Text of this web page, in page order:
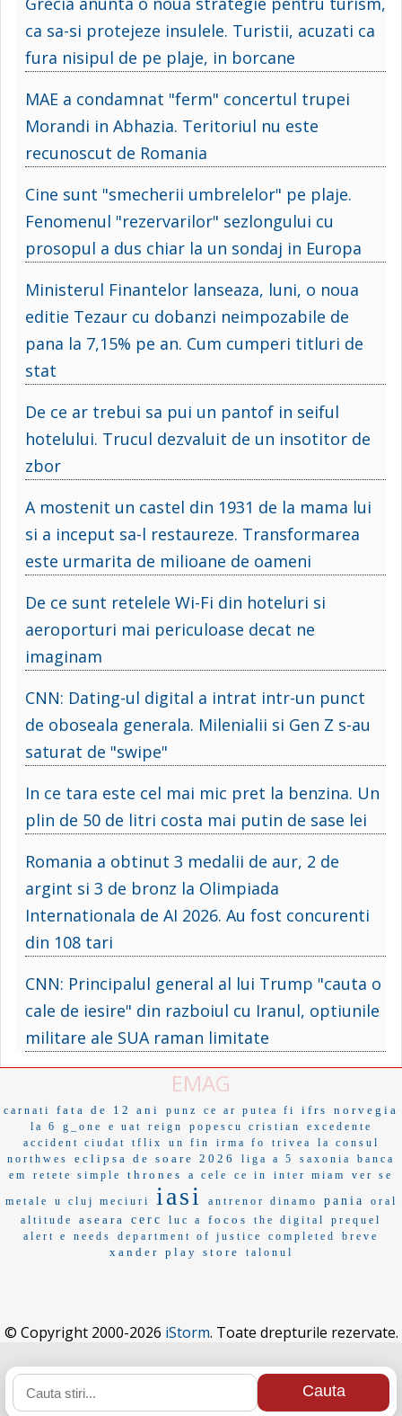
ca sa-si protejeze insulele. Turistii, acuzati ca
fura nisipul de pe plaje, in borcane
MAE a condamnat "ferm" concertul trupei
Morandi in Abhazia. Teritoriul nu este
recunoscut de Romania
Cine sunt "smecherii umbrelelor" pe plaje.
Fenomenul "rezervarilor" sezlongului cu
prosopul a dus chiar la un sondaj in Europa
Ministerul Finantelor lanseaza, luni, o noua
editie Tezaur cu dobanzi neimpozabile de
pana la 7,15% pe an. Cum cumperi titluri de
stat
De ce ar trebui sa pui un pantof in seiful
hotelului. Trucul dezvaluit de un insotitor de
zbor
A mostenit un castel din 1931 de la mama lui
si a inceput sa-l restaureze. Transformarea
este urmarita de milioane de oameni
De ce sunt retelele Wi-Fi din hoteluri si
aeroporturi mai periculoase decat ne
imaginam
CNN: Dating-ul digital a intrat intr-un punct
de oboseala generala. Milenialii si Gen Z s-au
saturat de "swipe"
In ce tara este cel mai mic pret la benzina. Un
plin de 50 de litri costa mai putin de sase lei
Romania a obtinut 3 medalii de aur, 2 de
argint si 3 de bronz la Olimpiada
Internationala de AI 2026. Au fost concurenti
din 108 tari
CNN: Principalul general al lui Trump "cauta o
cale de iesire" din razboiul cu Iranul, optiunile
militare ale SUA raman limitate
EMAG
carnati fata de 12 ani punz ce ar putea fi ifrs norvegia
la 6 g_one e uat reign popescu cristian
excedente
accident ciudat
tflix un fin irma fo trivea
la consul
northwes
eclipsa de soare 2026 liga a 5 saxonia
banca
em
retete simple thrones a cele ce in inter miam ver se
metale u cluj meciuri iasi antrenor dinamo pania
oral
altitude
aseara cerc luc a focos the digital
prequel
alert e
needs department of justice completed breve
xander play store talonul
© Copyright 2000-2026 iStorm. Toate drepturile rezervate.